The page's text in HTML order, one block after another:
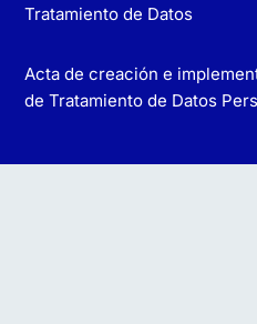
Tratamiento de Datos
Acta de creación e
de Tratamiento de Datos